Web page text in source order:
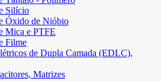
Silício
Óxido de Nióbio
Mica e PTFE
Filme
de Dupla Camada (EDLC),
Matrizes